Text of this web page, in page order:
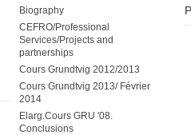
Biography
CEFRO/Professional
Services/Projects and
partnerships
Cours Grundtvig 2012/2013
Cours Grundtvig 2013/ Février
2014
Elarg.Cours GRU '08.
Conclusions